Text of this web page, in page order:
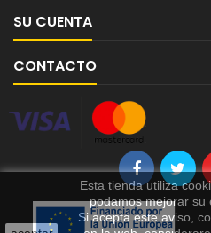
SU CUENTA
CONTACTO
Esta tienda utiliza
podamos mejorar su
Si acepta este aviso,